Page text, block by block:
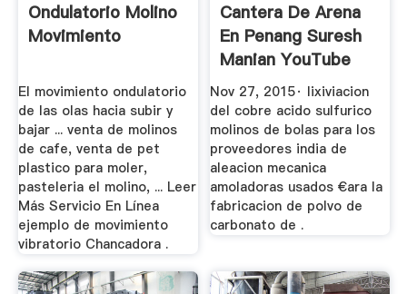
Ondulatorio Molino
Movimiento
El movimiento ondulatorio
de las olas hacia subir y
bajar ... venta de molinos
de cafe, venta de pet
plastico para moler,
pasteleria el molino, ... Leer
Más Servicio En Línea
ejemplo de movimiento
vibratorio Chancadora .
Cantera De Arena
En Penang Suresh
Manian YouTube
Nov 27, 2015· lixiviacion
del cobre acido sulfurico
molinos de bolas para los
proveedores india de
aleacion mecanica
amoladoras usados €ara la
fabricacion de polvo de
carbonato de .